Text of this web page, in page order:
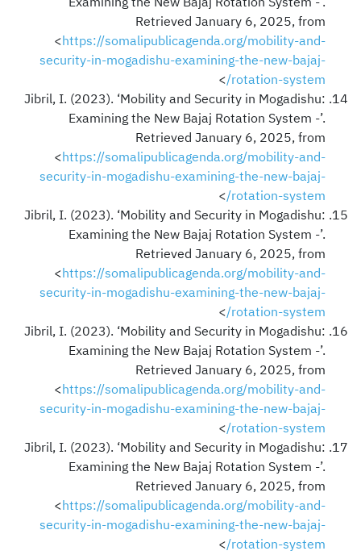
Retrieved January 6, 2025, from
<https://somalipublicagenda.org/mobility-and-
security-in-mogadishu-examining-the-new-bajaj-
rotation-system/
>
Jibril, I. (2023). ‘Mobility and Security in Mogadishu:
Examining the New Bajaj Rotation System -’.
Retrieved January 6, 2025, from
<https://somalipublicagenda.org/mobility-and-
security-in-mogadishu-examining-the-new-bajaj-
rotation-system/
>
Jibril, I. (2023). ‘Mobility and Security in Mogadishu:
Examining the New Bajaj Rotation System -’.
Retrieved January 6, 2025, from
<https://somalipublicagenda.org/mobility-and-
security-in-mogadishu-examining-the-new-bajaj-
rotation-system/
>
Jibril, I. (2023). ‘Mobility and Security in Mogadishu:
Examining the New Bajaj Rotation System -’.
Retrieved January 6, 2025, from
<https://somalipublicagenda.org/mobility-and-
security-in-mogadishu-examining-the-new-bajaj-
rotation-system/
>
Jibril, I. (2023). ‘Mobility and Security in Mogadishu:
Examining the New Bajaj Rotation System -’.
Retrieved January 6, 2025, from
<https://somalipublicagenda.org/mobility-and-
security-in-mogadishu-examining-the-new-bajaj-
rotation-system/
>